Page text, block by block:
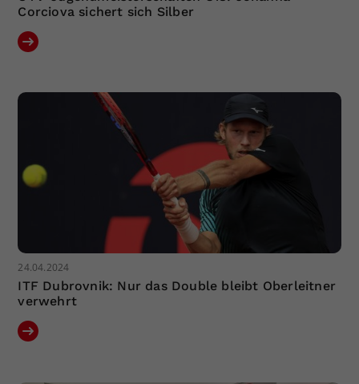
Corciova sichert sich Silber
24.04.2024
ITF Dubrovnik: Nur das Double bleibt Oberleitner
verwehrt